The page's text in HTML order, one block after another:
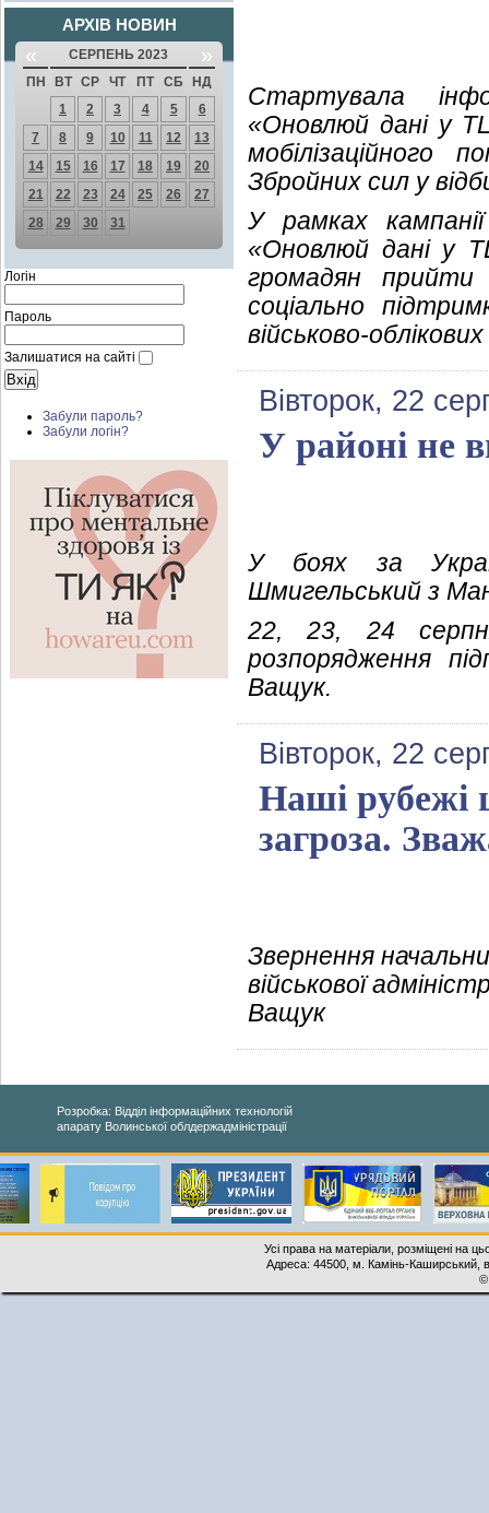
АРХІВ НОВИН
« СЕРПЕНЬ 2023 »
ПН ВТ СР ЧТ ПТ СБ
НД
1
2 3 4 5
6
7
8 9 10 11 12
13
14
15 16 17 18 19
20
21
22 23 24 25 26
27
28
29 30 31
Логін
Пароль
Залишатися на сайті
Забули пароль?
Забули логін?
Стартувала
«Оновлюй дані у
мобілізаційного
Збройних сил у
У рамках
«Оновлюй дані у
громадян прийти
соціально
військово-
Вівторок, 22
У районі не
У боях за
Шмигельський з
22, 23, 24
розпорядження
Ващук.
Вівторок, 22
Наші рубежі
загроза.
Звернення
військової
Ващук
Розробка: Відділ інформаційних технологій
апарату Волинської облдержадміністрації
Усі права на матеріали, розміщені на
Адреса: 44500, м. Камінь-Каширський,
©